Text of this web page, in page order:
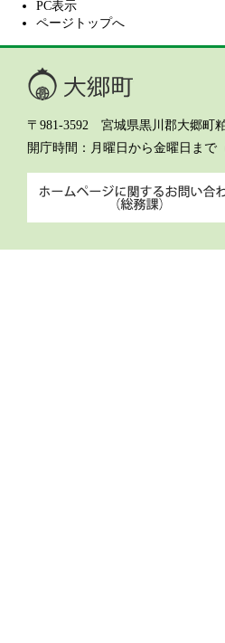
PC表示
ページトップへ
〒981-3592 宮城県黒川郡大郷町
開庁時間
月曜日から金曜日まで